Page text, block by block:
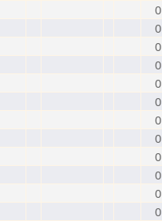
0
0
0
0
0
0
0
0
0
0
0
0